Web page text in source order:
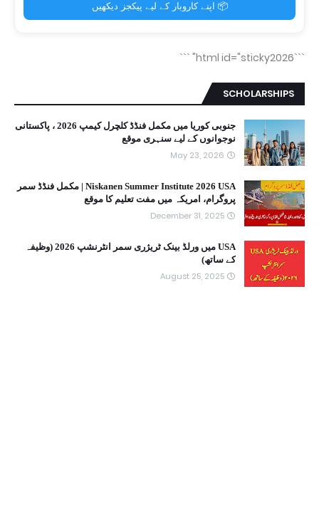
📦 اپنے کاروبار کے لیے پیکجز دیکھیں
```html id="sticky2026"
```
SCHOLARSHIPS
جنوبی کوریا میں مکمل فنڈڈ کلچرل کیمپ 2026 ، پاکستانی
نوجوانوں کے لیے سنہری موقع
May 23, 2026
Niskanen Summer Institute 2026 USA | مکمل فنڈڈ سمر
پروگرام، امریکہ میں مفت تعلیم کا موقع
December 31, 2025
USA میں ورلڈ بینک ٹریژری سمر انٹرنشپ 2026 (وظیفہ
کے ساتھ)
August 25, 2025